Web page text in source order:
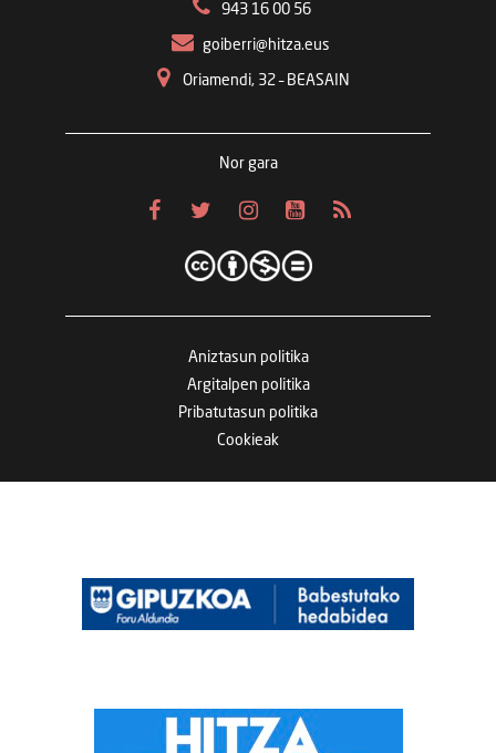
943 16 00 56
goiberri@hitza.eus
Oriamendi, 32 – BEASAIN
Nor gara
Aniztasun politika
Argitalpen politika
Pribatutasun politika
Cookieak